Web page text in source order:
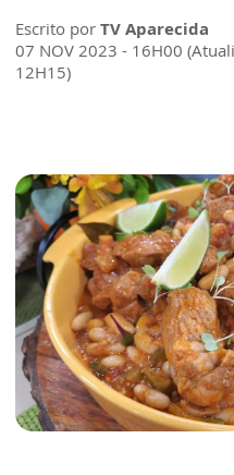
Escrito por TV Aparecida
07 NOV 2023 - 16H00
12H15)